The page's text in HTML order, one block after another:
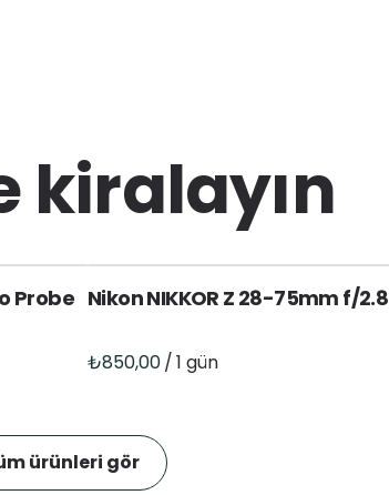
kiralayın
Probe Nikon NIKKOR Z 28-75mm f/2.8
/
ürünleri gör